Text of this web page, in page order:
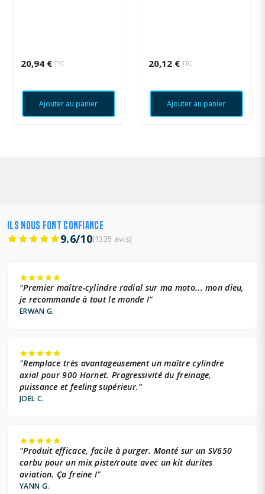
20,94 € TTC
Ajouter au panier
20,12 € TTC
Ajouter au panier
ILS NOUS FONT CONFIANCE
9.6/10(1335 avis)
"Premier maître-cylindre radial sur ma moto... mon dieu,
je recommande à tout le monde !"
ERWAN G.
"Remplace très avantageusement un maître cylindre
axial pour 900 Hornet. Progressivité du freinage,
puissance et feeling supérieur."
JOËL C.
"Produit efficace, facile à purger. Monté sur un SV650
carbu pour un mix piste/route avec un kit durites
aviation. Ça freine !"
YANN G.